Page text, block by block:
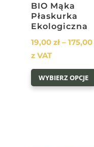
BIO Mąka
Płaskurka
Ekologiczna
19,00 zł – 175,00
z VAT
WYBIERZ OPCJE